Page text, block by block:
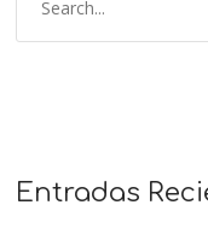
Entradas